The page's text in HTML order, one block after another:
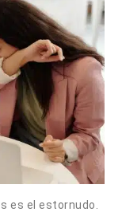
es el estornudo.